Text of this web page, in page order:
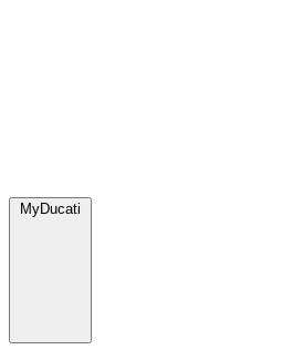
MyDucati